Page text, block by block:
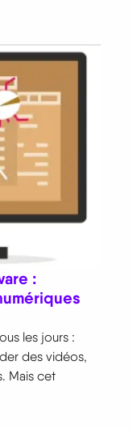
:
les jours :
des vidéos,
Mais cet